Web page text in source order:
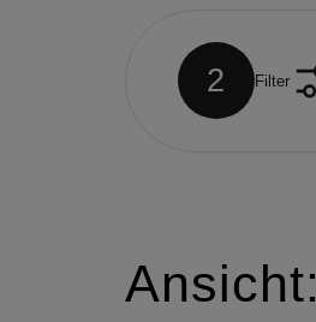
2 Filter
Ansicht: